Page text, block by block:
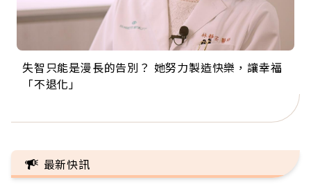
失智只能是漫長的告別？ 她努力製造快樂，讓幸福
「不退化」
來自剛果的巧克力神父 為台灣奉獻36年 「台灣是我
的家，我連作夢都講台語！」
63歲卸矽谷副總、搬回台灣找快樂！「蛋黃哥小
丑」走進安養院，逗樂上萬爺奶：退休後才開始真
104歲打破金氏世界紀錄 成為全球最年長羽球選
手，分享長壽的秘密原來是「這個」
事業巔峰他選擇追夢…黑手阿伯拉小提琴還登上小
巨蛋！連CNN都大讚！
最新快訊